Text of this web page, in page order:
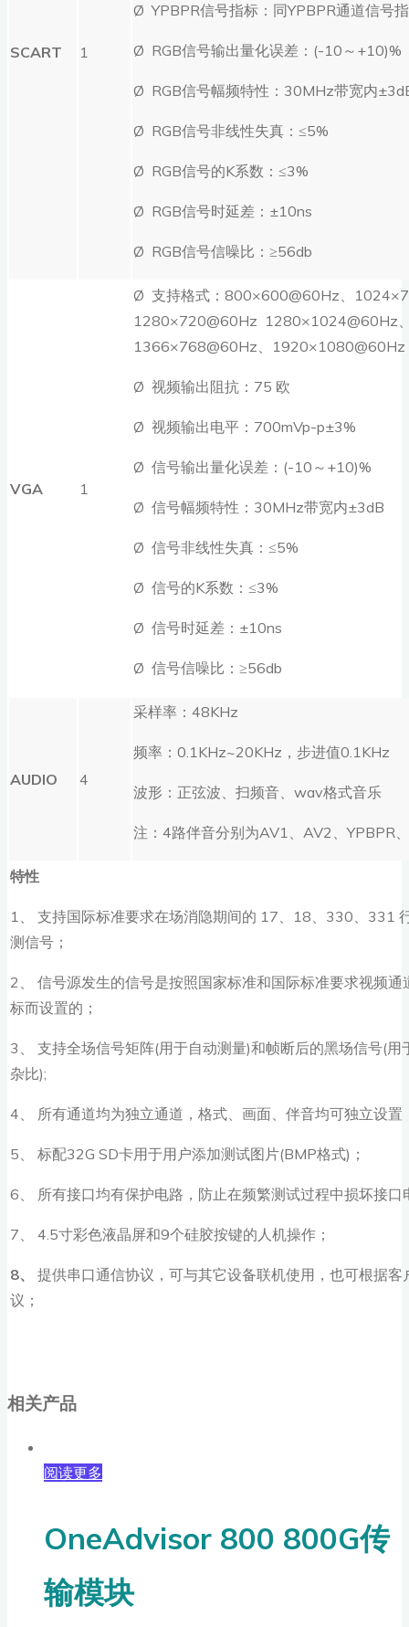
SCART 1
Ø YPBPR信号指标：同YPBPR通道信号
Ø RGB信号输出量化误差：(-10～+10)%
Ø RGB信号幅频特性：30MHz带宽内
Ø RGB信号非线性失真：≤5%
Ø RGB信号的K系数：≤3%
Ø RGB信号时延差：±10ns
Ø RGB信号信噪比：≥56db
VGA 1
Ø 支持格式：800×600@60Hz、
1280×720@60Hz 1280×1024@60Hz
1366×768@60Hz、1920×1080@60Hz
Ø 视频输出阻抗：75 欧
Ø 视频输出电平：700mVp-p±3%
Ø 信号输出量化误差：(-10～+10)%
Ø 信号幅频特性：30MHz带宽内±3dB
Ø 信号非线性失真：≤5%
Ø 信号的K系数：≤3%
Ø 信号时延差：±10ns
Ø 信号信噪比：≥56db
AUDIO 4
采样率：48KHz
频率：0.1KHz~20KHz，步进值0.1KHz
波形：正弦波、扫频音、wav格式音乐
注：4路伴音分别为AV1、AV2、YPBPR
特性
1、 支持国际标准要求在场消隐期间的 17、18、330、331
测信号；
2、 信号源发生的信号是按照国家标准和国际标准要求视频通
标而设置的；
3、 支持全场信号矩阵(用于自动测量)和帧断后的黑场信号(用
杂比);
4、 所有通道均为独立通道，格式、画面、伴音均可独立设置
5、 标配32G SD卡用于用户添加测试图片(BMP格式)；
6、 所有接口均有保护电路，防止在频繁测试过程中损坏接口
7、 4.5寸彩色液晶屏和9个硅胶按键的人机操作；
8、 提供串口通信协议，可与其它设备联机使用，也可根据客
议；
相关产品
阅读更多
OneAdvisor 800 800G传
输模块